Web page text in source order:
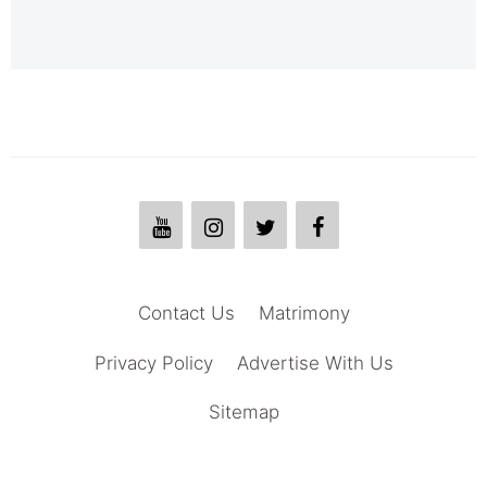
Matrimony
Contact Us
Advertise With Us
Privacy Policy
Sitemap